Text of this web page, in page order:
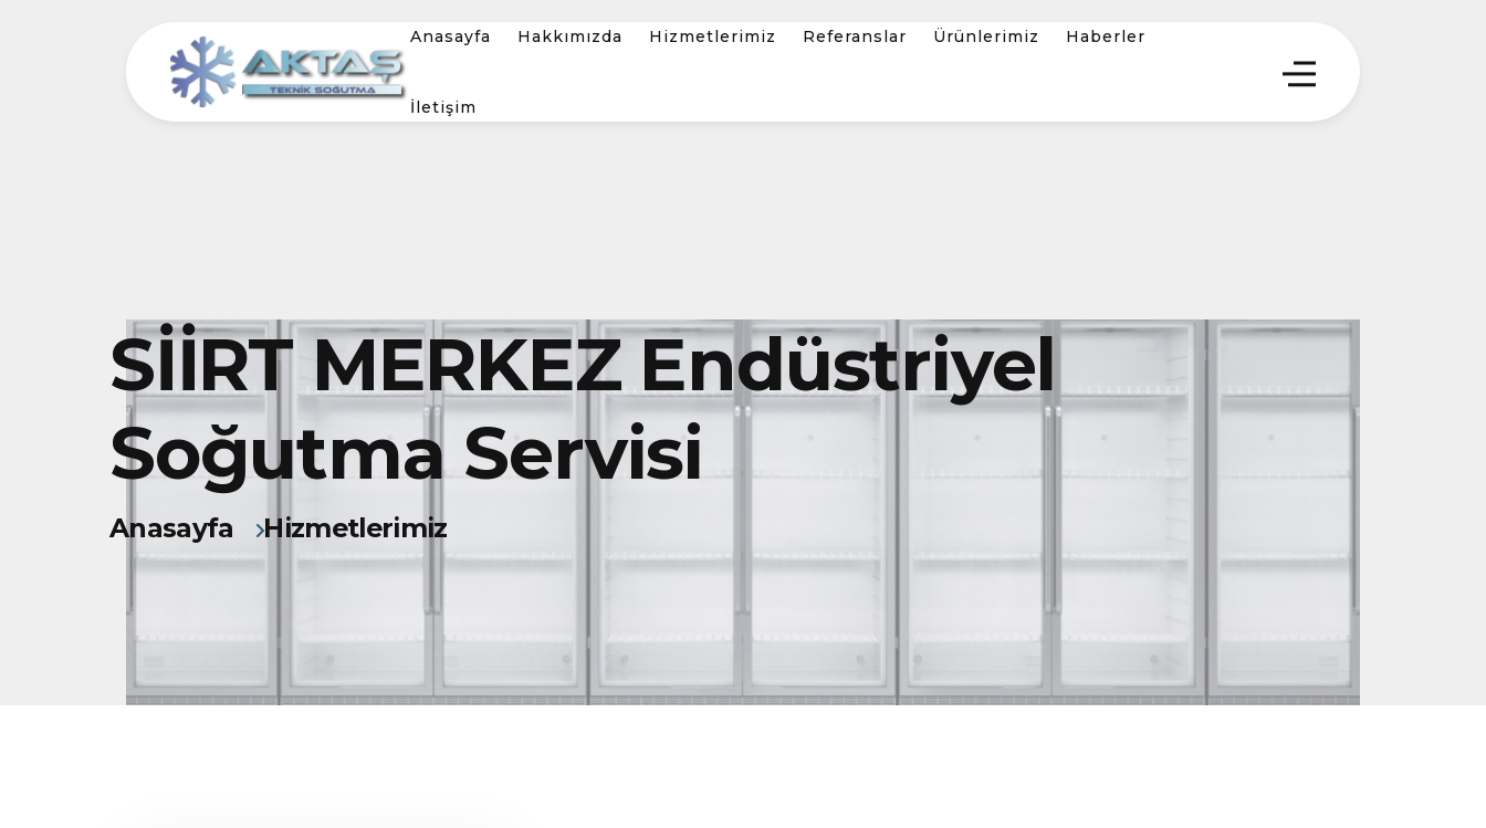
Anasayfa Hakkımızda Hizmetlerimiz Referanslar Ürünlerimiz Haberler
İletişim
SİİRT MERKEZ Endüstriyel
Soğutma Servisi
Anasayfa Hizmetlerimiz